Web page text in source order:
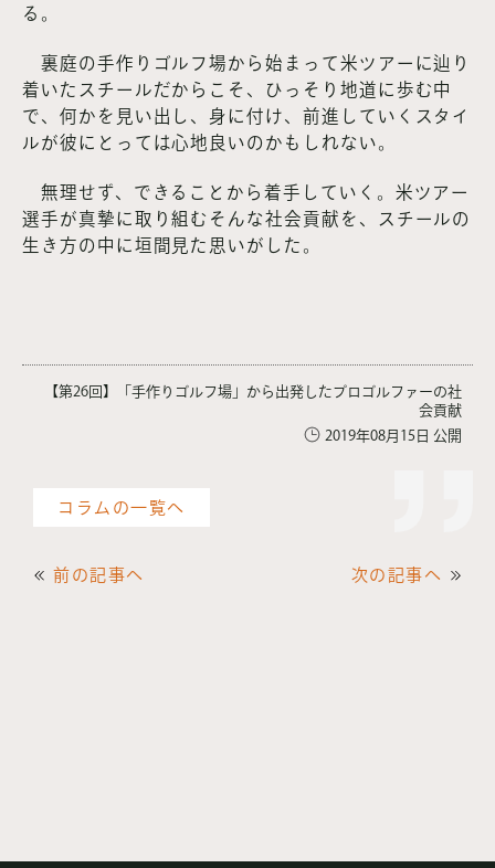
る。
裏庭の手作りゴルフ場から始まって米ツアーに辿り
着いたスチールだからこそ、ひっそり地道に歩む中
で、何かを見い出し、身に付け、前進していくスタイ
ルが彼にとっては心地良いのかもしれない。
無理せず、できることから着手していく。米ツアー
選手が真摯に取り組むそんな社会貢献を、スチールの
生き方の中に垣間見た思いがした。
【第26回】「手作りゴルフ場」から出発したプロゴルファーの社
会貢献
2019年08月15日 公開
前の記事へ
コラムの一覧へ
次の記事へ